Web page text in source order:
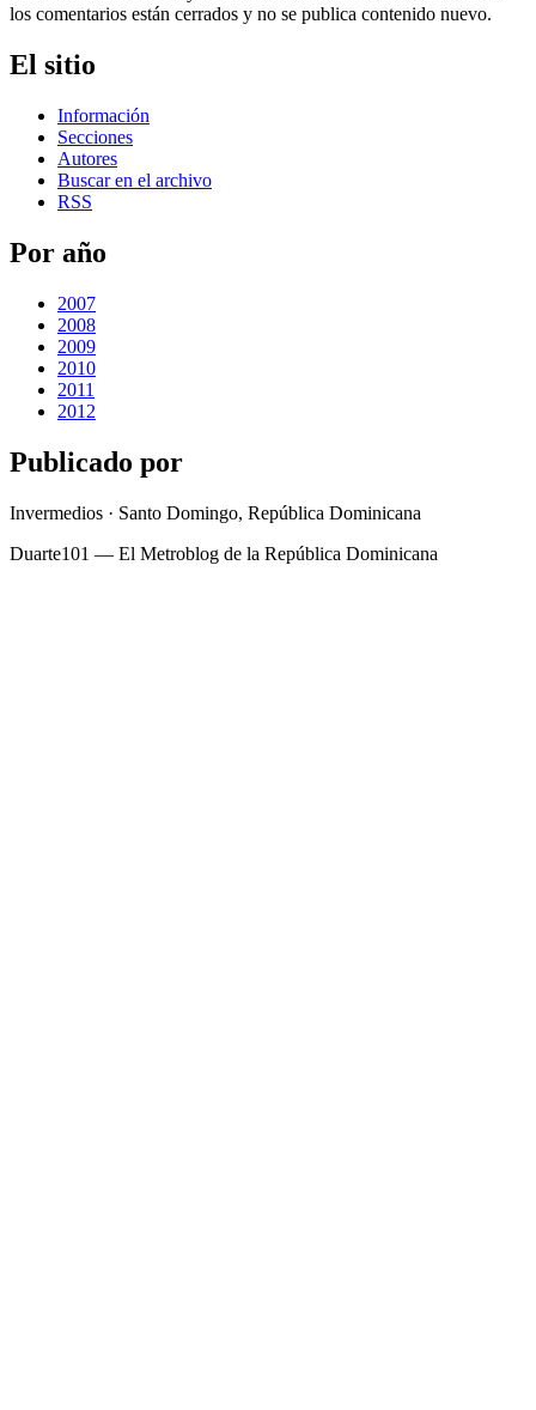
los comentarios están cerrados y no se publica contenido nuevo.
El sitio
Información
Secciones
Autores
Buscar en el archivo
RSS
Por año
2007
2008
2009
2010
2011
2012
Publicado por
Invermedios · Santo Domingo, República Dominicana
Duarte101 — El Metroblog de la República Dominicana